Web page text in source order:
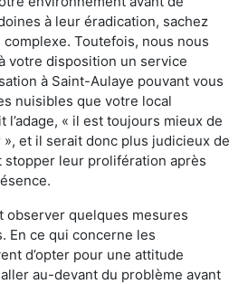
à leur éradication, sachez
Toutefois, nous nous
votre disposition un service
à Saint-Aulaye pouvant vous
nuisibles que votre local
l’adage, « il est toujours mieux de
et il serait donc plus judicieux de
stopper leur prolifération après
observer quelques mesures
En ce qui concerne les
d’opter pour une attitude
au-devant du problème avant